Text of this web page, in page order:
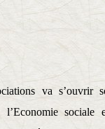
va s’ouvrir
l’Economie